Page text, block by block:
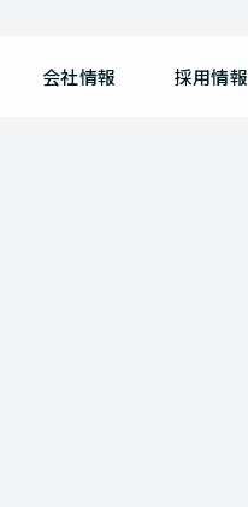
会社情報 採用情報